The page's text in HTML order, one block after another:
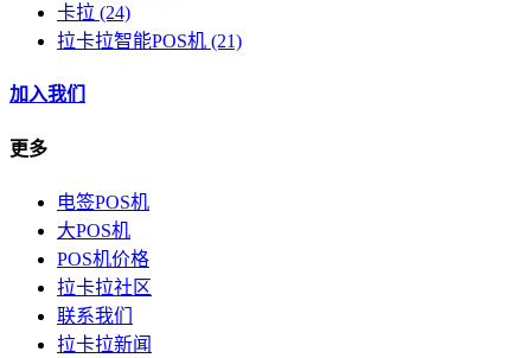
卡拉 (24)
拉卡拉智能POS机 (21)
加入我们
更多
电签POS机
大POS机
POS机价格
拉卡拉社区
联系我们
拉卡拉新闻